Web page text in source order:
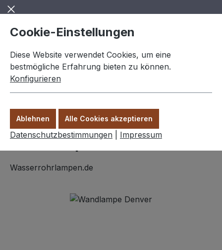
Zum Hauptinhalt springen
Wandlampen
Wandlampe "Denver" 3 Arm
Wasserrohrlampen.de
Bildergalerie überspringen
Cookie-Einstellungen
Diese Website verwendet Cookies, um eine
bestmögliche Erfahrung bieten zu können.
Konfigurieren
Ablehnen Alle Cookies akzeptieren
Datenschutzbestimmungen Impressum